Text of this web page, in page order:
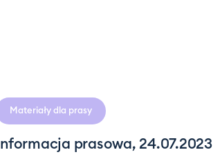
Materiały dla prasy
Informacja prasowa, 24.07.2023